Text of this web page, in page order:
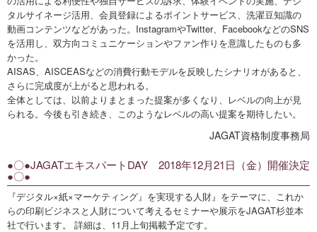
タルサイネージ活用、会員登録によるポイントサービス、洗濯豆知識の
動画コンテンツなどがあった。InstagramやTwitter、FacebookなどのSNS
を活用し、双方向コミュニケーションやファン作りを意識したものも多
かった。
AISAS、AISCEASなどの消費行動モデルを反映したシナリオがあると、
さらに完成度が上がると思われる。
全体としては、以前よりまとまった提案が多くなり、レベルの向上が見
られる。今後も引き続き、このようなレベルの高い提案を期待したい。
JAGAT資格制度事務局
●〇●JAGATエキスパートDAY 2018年12月21日（金）開催決定
●〇●
『デジタル×紙×マーケティング』を実現する人財』をテーマに、これか
らの印刷ビジネスと人財について考えるセミナーや展示をJAGAT杉並本
社で行います。 詳細は、11月上旬掲載予定です。